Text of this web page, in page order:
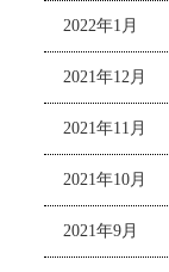
2022年1月
2021年12月
2021年11月
2021年10月
2021年9月